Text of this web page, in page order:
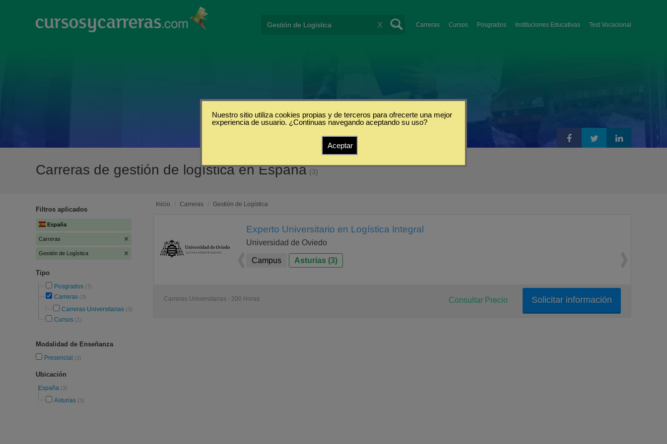
Carreras Cursos Posgrados Instituciones Educativas Test Vocacional
X
Carreras de gestión de logística en España (3)
Filtros aplicados
España
Carreras
Gestión de Logística
Tipo
Posgrados (7)
Carreras (3)
Carreras Universitarias (3)
Cursos (1)
Modalidad de Enseñanza
Presencial (3)
Ubicación
España (3)
Asturias (3)
Inicio / Carreras / Gestión de Logística
Experto Universitario en Logística Integral
Universidad de Oviedo
Campus Asturias (3)
Carreras Universitarias - 200 Horas Solicitar información
Consultar Precio
Nuestro sitio utiliza cookies propias y de terceros para ofrecerte una mejor
experiencia de usuario. ¿Continuas navegando aceptando su uso?
Aceptar